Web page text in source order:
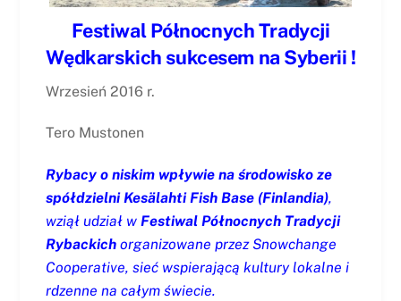
Festiwal Północnych Tradycji
Wędkarskich sukcesem na Syberii !
Wrzesień 2016 r.
Tero Mustonen
Rybacy o niskim wpływie na środowisko ze
spółdzielni Kesälahti Fish Base (Finlandia),
wziął udział w Festiwal Północnych Tradycji
Rybackichorganizowane przez Snowchange
Cooperative, sieć wspierającą kultury lokalne i
rdzenne na całym świecie.